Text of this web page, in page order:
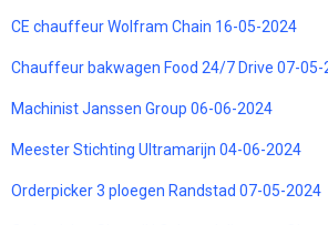
CE chauffeur Wolfram Chain 16-05-2024
Chauffeur bakwagen Food 24/7 Drive 07-05-
Machinist Janssen Group 06-06-2024
Meester Stichting Ultramarijn 04-06-2024
Orderpicker 3 ploegen Randstad 07-05-2024